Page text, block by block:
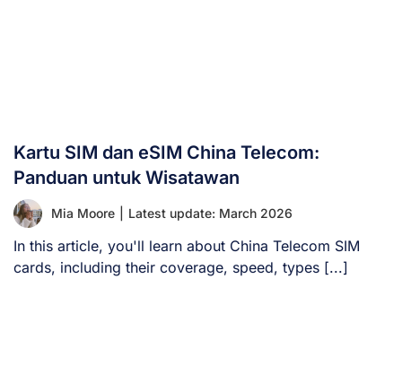
Kartu SIM dan eSIM China Telecom:
Panduan untuk Wisatawan
Mia Moore Latest update: March 2026
In this article, you'll learn about China Telecom SIM
cards, including their coverage, speed, types [...]